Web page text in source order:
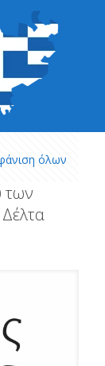
όλων
των